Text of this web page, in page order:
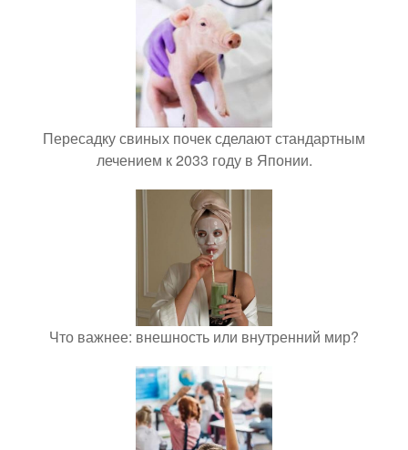
Пересадку свиных почек сделают стандартным
лечением к 2033 году в Японии.
Что важнее: внешность или внутренний мир?